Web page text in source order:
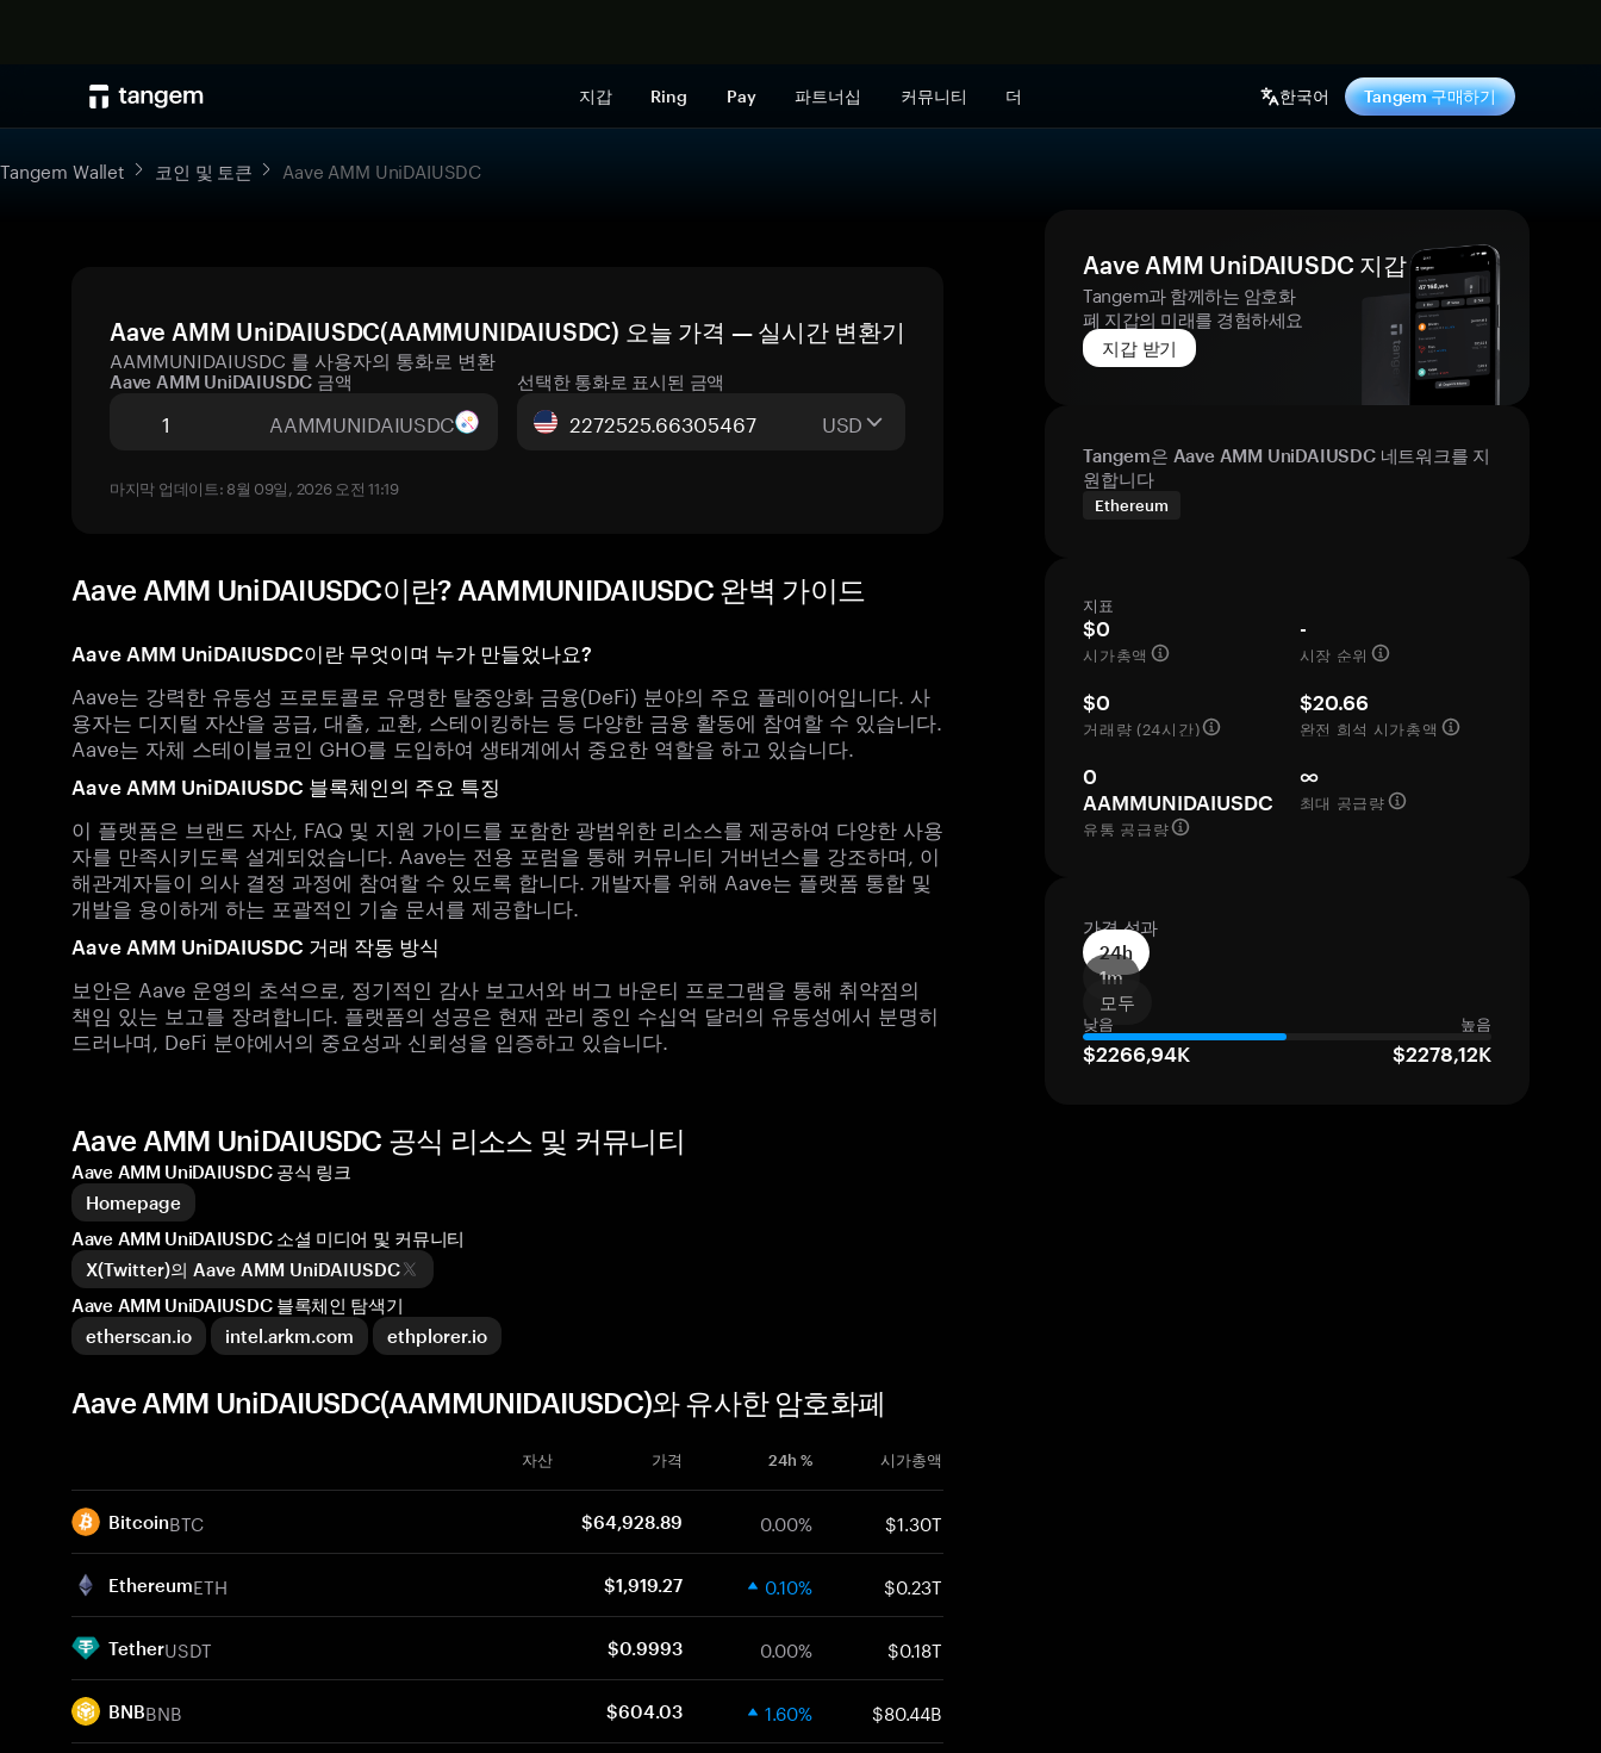
지갑 Ring Pay 파트너십 커뮤니티 더 한국어 Tangem 구매하기
Tangem Wallet 코인 및 토큰 Aave AMM UniDAIUSDC
Aave AMM UniDAIUSDC(AAMMUNIDAIUSDC) 오늘 가격 — 실시간 변환기
AAMMUNIDAIUSDC 를 사용자의 통화로 변환
Aave AMM UniDAIUSDC 금액
AAMMUNIDAIUSDC
선택한 통화로 표시된 금액
USD
마지막 업데이트: 8월 09일, 2026 오전 11:19
Aave AMM UniDAIUSDC이란? AAMMUNIDAIUSDC 완벽 가이드
Aave AMM UniDAIUSDC이란 무엇이며 누가 만들었나요?
Aave는 강력한 유동성 프로토콜로 유명한 탈중앙화 금융(DeFi) 분야의 주요 플레이어입니다. 사
용자는 디지털 자산을 공급, 대출, 교환, 스테이킹하는 등 다양한 금융 활동에 참여할 수 있습니다.
Aave는 자체 스테이블코인 GHO를 도입하여 생태계에서 중요한 역할을 하고 있습니다.
Aave AMM UniDAIUSDC 블록체인의 주요 특징
이 플랫폼은 브랜드 자산, FAQ 및 지원 가이드를 포함한 광범위한 리소스를 제공하여 다양한 사용
자를 만족시키도록 설계되었습니다. Aave는 전용 포럼을 통해 커뮤니티 거버넌스를 강조하며, 이
해관계자들이 의사 결정 과정에 참여할 수 있도록 합니다. 개발자를 위해 Aave는 플랫폼 통합 및
개발을 용이하게 하는 포괄적인 기술 문서를 제공합니다.
Aave AMM UniDAIUSDC 거래 작동 방식
보안은 Aave 운영의 초석으로, 정기적인 감사 보고서와 버그 바운티 프로그램을 통해 취약점의
책임 있는 보고를 장려합니다. 플랫폼의 성공은 현재 관리 중인 수십억 달러의 유동성에서 분명히
드러나며, DeFi 분야에서의 중요성과 신뢰성을 입증하고 있습니다.
Aave AMM UniDAIUSDC 지갑
Tangem과 함께하는 암호화
폐 지갑의 미래를 경험하세요
지갑 받기
Tangem은 Aave AMM UniDAIUSDC 네트워크를 지
원합니다
Ethereum
지표
$0
시가총액
-
시장 순위
$0
거래량 (24시간)
$20.66
완전 희석 시가총액
0
AAMMUNIDAIUSDC
유통 공급량
∞
최대 공급량
가격 성과
24h
1m
모두
낮음 높음
$2266,94K $2278,12K
Aave AMM UniDAIUSDC 공식 리소스 및 커뮤니티
Aave AMM UniDAIUSDC 공식 링크
Homepage
Aave AMM UniDAIUSDC 소셜 미디어 및 커뮤니티
X(Twitter)의 Aave AMM UniDAIUSDC
Aave AMM UniDAIUSDC 블록체인 탐색기
etherscan.io
intel.arkm.com ethplorer.io
Aave AMM UniDAIUSDC(AAMMUNIDAIUSDC)와 유사한 암호화폐
자산 가격 24h % 시가총액
BitcoinBTC $64,928.89 0.00% $1.30T
EthereumETH $1,919.27 0.10% $0.23T
TetherUSDT $0.9993 0.00% $0.18T
BNBBNB $604.03 1.60% $80.44B